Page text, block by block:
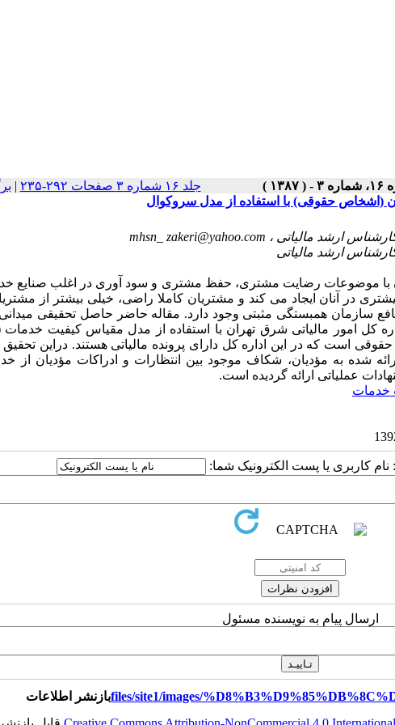
)
جلد ۱۶ شماره ۳ صفحات ۲۹۲-۲۳۵ |
(اشخاص حقوقی) با استفاده از مدل سروکوال
mhsn_ zakeri@yahoo.com
با موضوعات رضایت مشتری، حفظ مشتری و سود آوری در اغلب صنایع
در آنان ایجاد می کند و مشتریان کاملا راضی، خیلی بیشتر از
سازمان همبستگی مثبتی وجود دارد. مقاله حاضر حاصل تحقیقی
کل امور مالیاتی شرق تهران با استفاده از مدل مقیاس کیفیت
است که در این اداره کل دارای پرونده مالیاتی هستند. دراین
شده به مؤدیان، شکاف موجود بین انتظارات و ادراکات مؤدیان از
عملیاتی ارائه گردیده است.
خدمات
نام کاربری یا پست الکترونیک شما:
ارسال پیام به نویسنده مسئول
بازنشر اطلاعات